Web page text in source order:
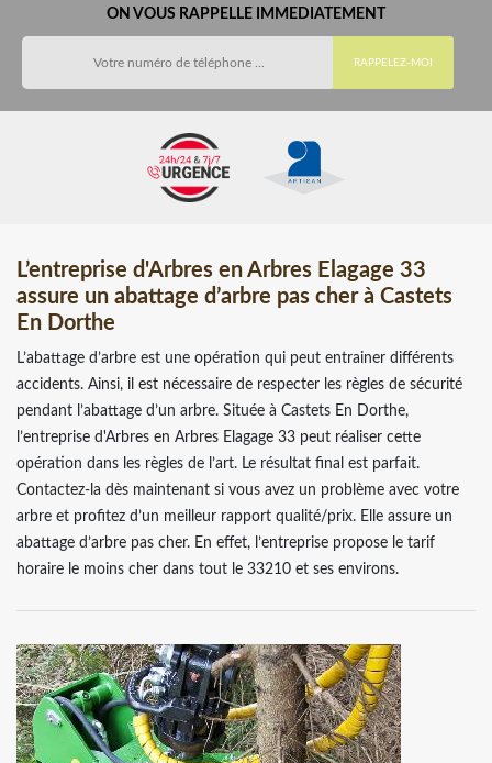
ON VOUS RAPPELLE IMMEDIATEMENT
L’entreprise d'Arbres en Arbres Elagage 33
assure un abattage d’arbre pas cher à Castets
En Dorthe
L’abattage d’arbre est une opération qui peut entrainer différents
accidents. Ainsi, il est nécessaire de respecter les règles de sécurité
pendant l’abattage d’un arbre. Située à Castets En Dorthe,
l’entreprise d'Arbres en Arbres Elagage 33 peut réaliser cette
opération dans les règles de l’art. Le résultat final est parfait.
Contactez-la dès maintenant si vous avez un problème avec votre
arbre et profitez d’un meilleur rapport qualité/prix. Elle assure un
abattage d’arbre pas cher. En effet, l’entreprise propose le tarif
horaire le moins cher dans tout le 33210 et ses environs.